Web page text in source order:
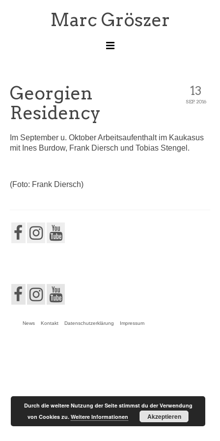
Marc Gröszer
Kontakt
13
SEP. 2016
Georgien
Residency
Im September u. Oktober Arbeitsaufenthalt im Kaukasus
mit Ines Burdow, Frank Diersch und Tobias Stengel.
(Foto: Frank Diersch)
News Kontakt Datenschutzerklärung Impressum
Durch die weitere Nutzung der Seite stimmst du der Verwendung
von Cookies zu.Weitere Informationen Akzeptieren